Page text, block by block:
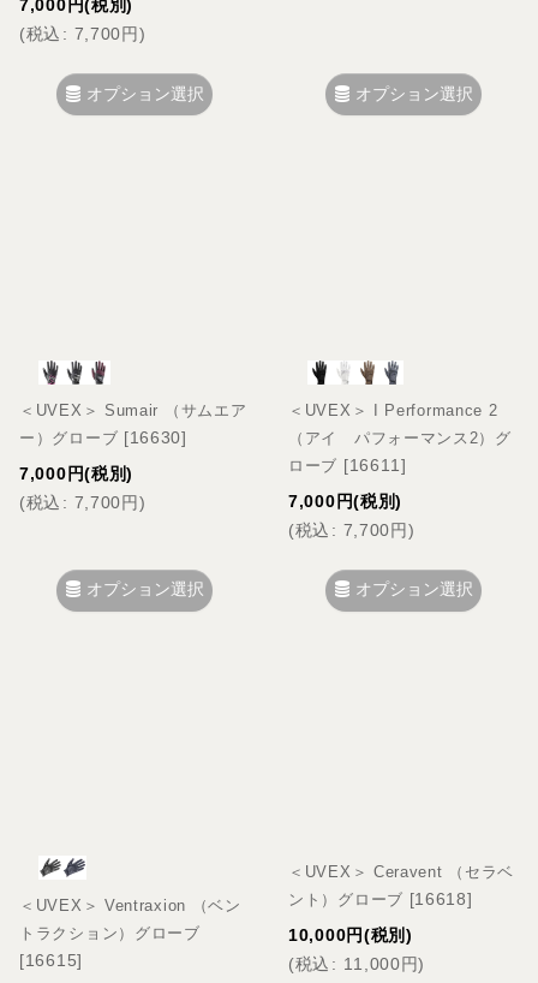
7,000 円(税別)
(税込 : 7,700円)
オプション選択 オプション選択
＜UVEX＞ Sumair （サムエア
ー）グローブ [16630]
7,000 円(税別)
(税込 : 7,700円)
オプション選択
＜UVEX＞ I Performance 2
（アイ パフォーマンス2）グ
ローブ [16611]
7,000 円(税別)
(税込 : 7,700円)
オプション選択
＜UVEX＞ Ventraxion （ベン
トラクション）グローブ
[16615]
＜UVEX＞ Ceravent （セラベ
ント）グローブ [16618]
10,000円(税別)
(税込 : 11,000円)